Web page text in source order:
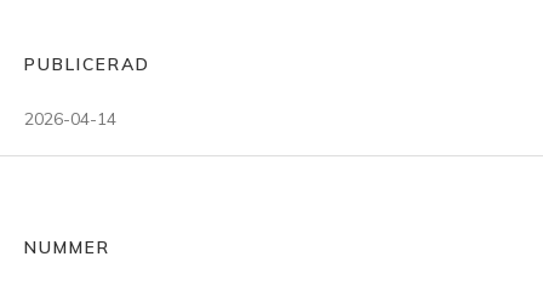
PUBLICERAD
2026-04-14
NUMMER